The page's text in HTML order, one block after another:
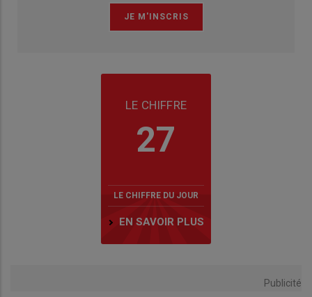
LE CHIFFRE
27
LE CHIFFRE DU JOUR
EN SAVOIR PLUS
Publicité